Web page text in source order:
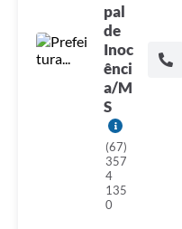
pal
de
Inoc
ênci
a/M
S
(67)
357
4
135
0